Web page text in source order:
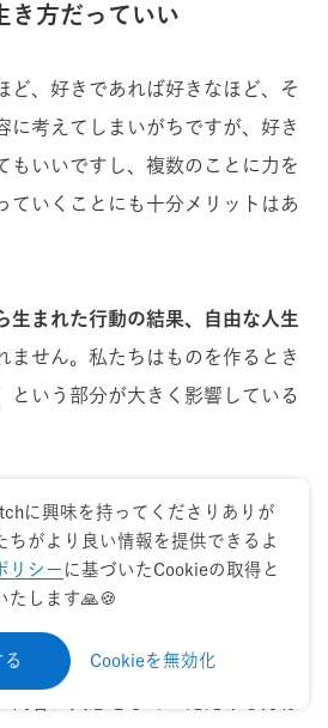
き方だっていい
ど、好きであれば好きなほど、そ
に考えてしまいがちですが、好き
もいいですし、複数のことに力を
ていくことにも十分メリットはあ
生まれた行動の結果、自由な人生
ません。 私たちはものを作るとき
という部分が大きく影響している
考えることでより自由で身動きが
方法も思考の手札として持ってお
せん。
なり受け入れられたりします。で
に興味を持ってくださりありが
ちがより良い情報を提供できるよ
リシー に基づいたCookieの取得と
たします🙏🍪
る Cookieを無効化